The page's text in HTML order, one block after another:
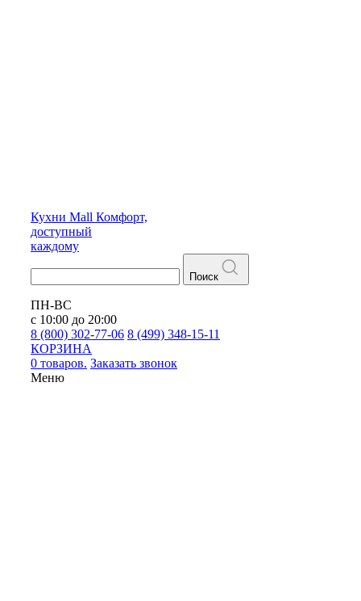
Кухни Mall Комфорт,
доступный
каждому
Поиск
ПН-ВС
с 10:00 до 20:00
8 (800) 302-77-06 8 (499) 348-15-11
КОРЗИНА
0 товаров. Заказать звонок
Меню